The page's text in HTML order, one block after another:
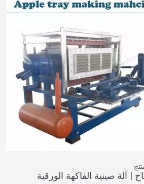
| آلة صينية الفاكهة الورقية